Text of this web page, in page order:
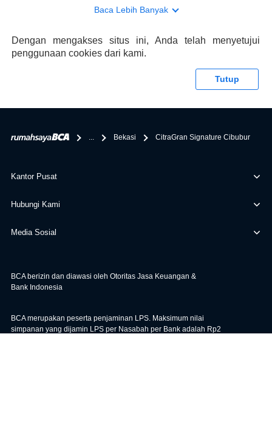
konsultasi mengenai KPR, maka ada layanan live chat
memberikan keuntungan yang berlipat, persyaratan
pengajuan KPR BCA juga sangat mudah, kamu bisa cek
tentang properti disini BCA hanya sebagai pihak
bertanggung jawab terhadap informasi yang rekanan
Baca Lebih Banyak
Dengan mengakses situs ini, Anda telah menyetujui
penggunaan cookies dari kami.
Tutup
Bekasi CitraGran Signature Cibubur
Kantor Pusat
Hubungi Kami
Media Sosial
BCA berizin dan diawasi oleh Otoritas Jasa Keuangan &
Bank Indonesia
BCA merupakan peserta penjaminan LPS. Maksimum nilai
simpanan yang dijamin LPS per Nasabah per Bank adalah Rp2